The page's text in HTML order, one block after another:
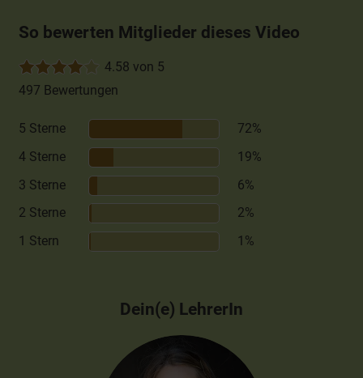
So bewerten Mitglieder dieses Video
4.58 von 5
497 Bewertungen
5 Sterne
72%
4 Sterne
19%
3 Sterne
6%
2 Sterne
2%
1 Stern
1%
Dein(e) LehrerIn